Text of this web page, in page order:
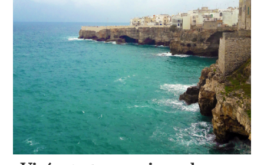
figues,
mozzarella
&
coppa